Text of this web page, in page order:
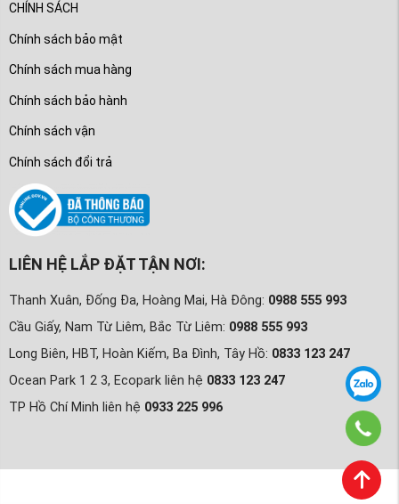
CHÍNH SÁCH
Chính sách bảo mật
Chính sách mua hàng
Chính sách bảo hành
Chính sách vận
Chính sách đổi trả
LIÊN HỆ LẮP ĐẶT TẬN NƠI:
Thanh Xuân, Đống Đa, Hoàng Mai, Hà Đông: 0988 555 993
Cầu Giấy, Nam Từ Liêm, Bắc Từ Liêm: 0988 555 993
Long Biên, HBT, Hoàn Kiếm, Ba Đình, Tây Hồ: 0833 123 247
Ocean Park 1 2 3, Ecopark liên hệ 0833 123 247
TP Hồ Chí Minh liên hệ 0933 225 996